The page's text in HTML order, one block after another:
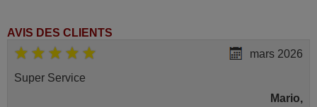
AVIS DES CLIENTS
mars 2026
Super Service
Mario,